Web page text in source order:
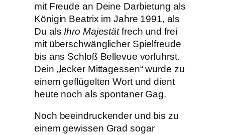
mit Freude an Deine Darbietung als
Königin Beatrix im Jahre 1991, als
Du als Ihro Majestätfrech und frei
mit überschwänglicher Spielfreude
bis ans Schloß Bellevue vorfuhrst.
Dein „lecker Mittagessen“ wurde zu
einem geflügelten Wort und dient
heute noch als spontaner Gag.
Noch beeindruckender und bis zu
einem gewissen Grad sogar